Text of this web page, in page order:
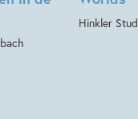
Hinkler